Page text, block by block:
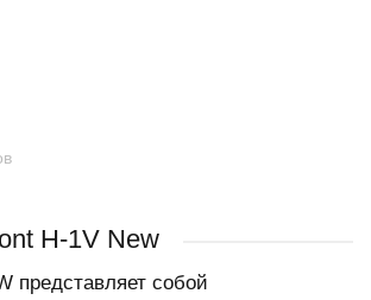
H-1V New
представляет собой